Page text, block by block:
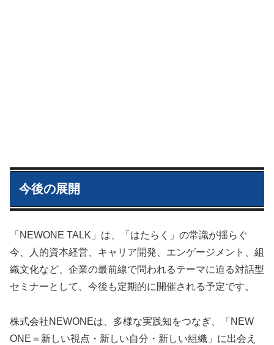
今後の展開
「NEWONE TALK」は、「はたらく」の常識が揺らぐ
今、人的資本経営、キャリア開発、エンゲージメント、組
織文化など、企業の最前線で問われるテーマに迫る対話型
セミナーとして、今後も定期的に開催される予定です。
株式会社NEWONEは、多様な実践知をつなぎ、「NEW
ONE＝新しい視点・新しい自分・新しい組織」に出会え